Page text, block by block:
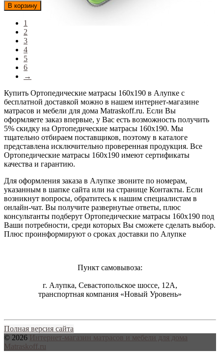
В корзину
1
2
3
4
5
6
→
Купить Ортопедические матрасы 160х190 в Алупке с
бесплатной доставкой можно в нашем интернет-магазине
матрасов и мебели для дома Matraskoff.ru. Если Вы
оформляете заказ впервые, у Вас есть возможность получить
5% скидку на Ортопедические матрасы 160х190. Мы
тщательно отбираем поставщиков, поэтому в каталоге
представлена исключительно проверенная продукция. Все
Ортопедические матрасы 160х190 имеют сертификаты
качества и гарантию.
Для оформления заказа в Алупке звоните по номерам,
указанным в шапке сайта или на странице Контакты. Если
возникнут вопросы, обратитесь к нашим специалистам в
онлайн-чат. Вы получите развернутые ответы, плюс
консультанты подберут Ортопедические матрасы 160х190 под
Ваши потребности, среди которых Вы сможете сделать выбор.
Плюс проинформируют о сроках доставки по Алупке
Пункт самовывоза:
г. Алупка, Севастопольское шоссе, 12А,
транспортная компания «Новый Уровень»
Полная версия сайта
© 2026 Интернет-магазин матрасов и мебели для дома
Matraskoff.ru